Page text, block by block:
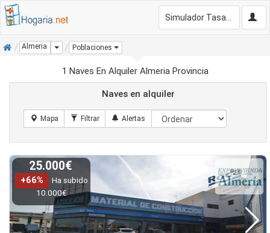
InicioAlmeria Dropdown
Poblaciones
1 Naves En Alquiler Almeria Provincia
Naves en alquiler
25.000€
+66%
Ha subido
10.000€